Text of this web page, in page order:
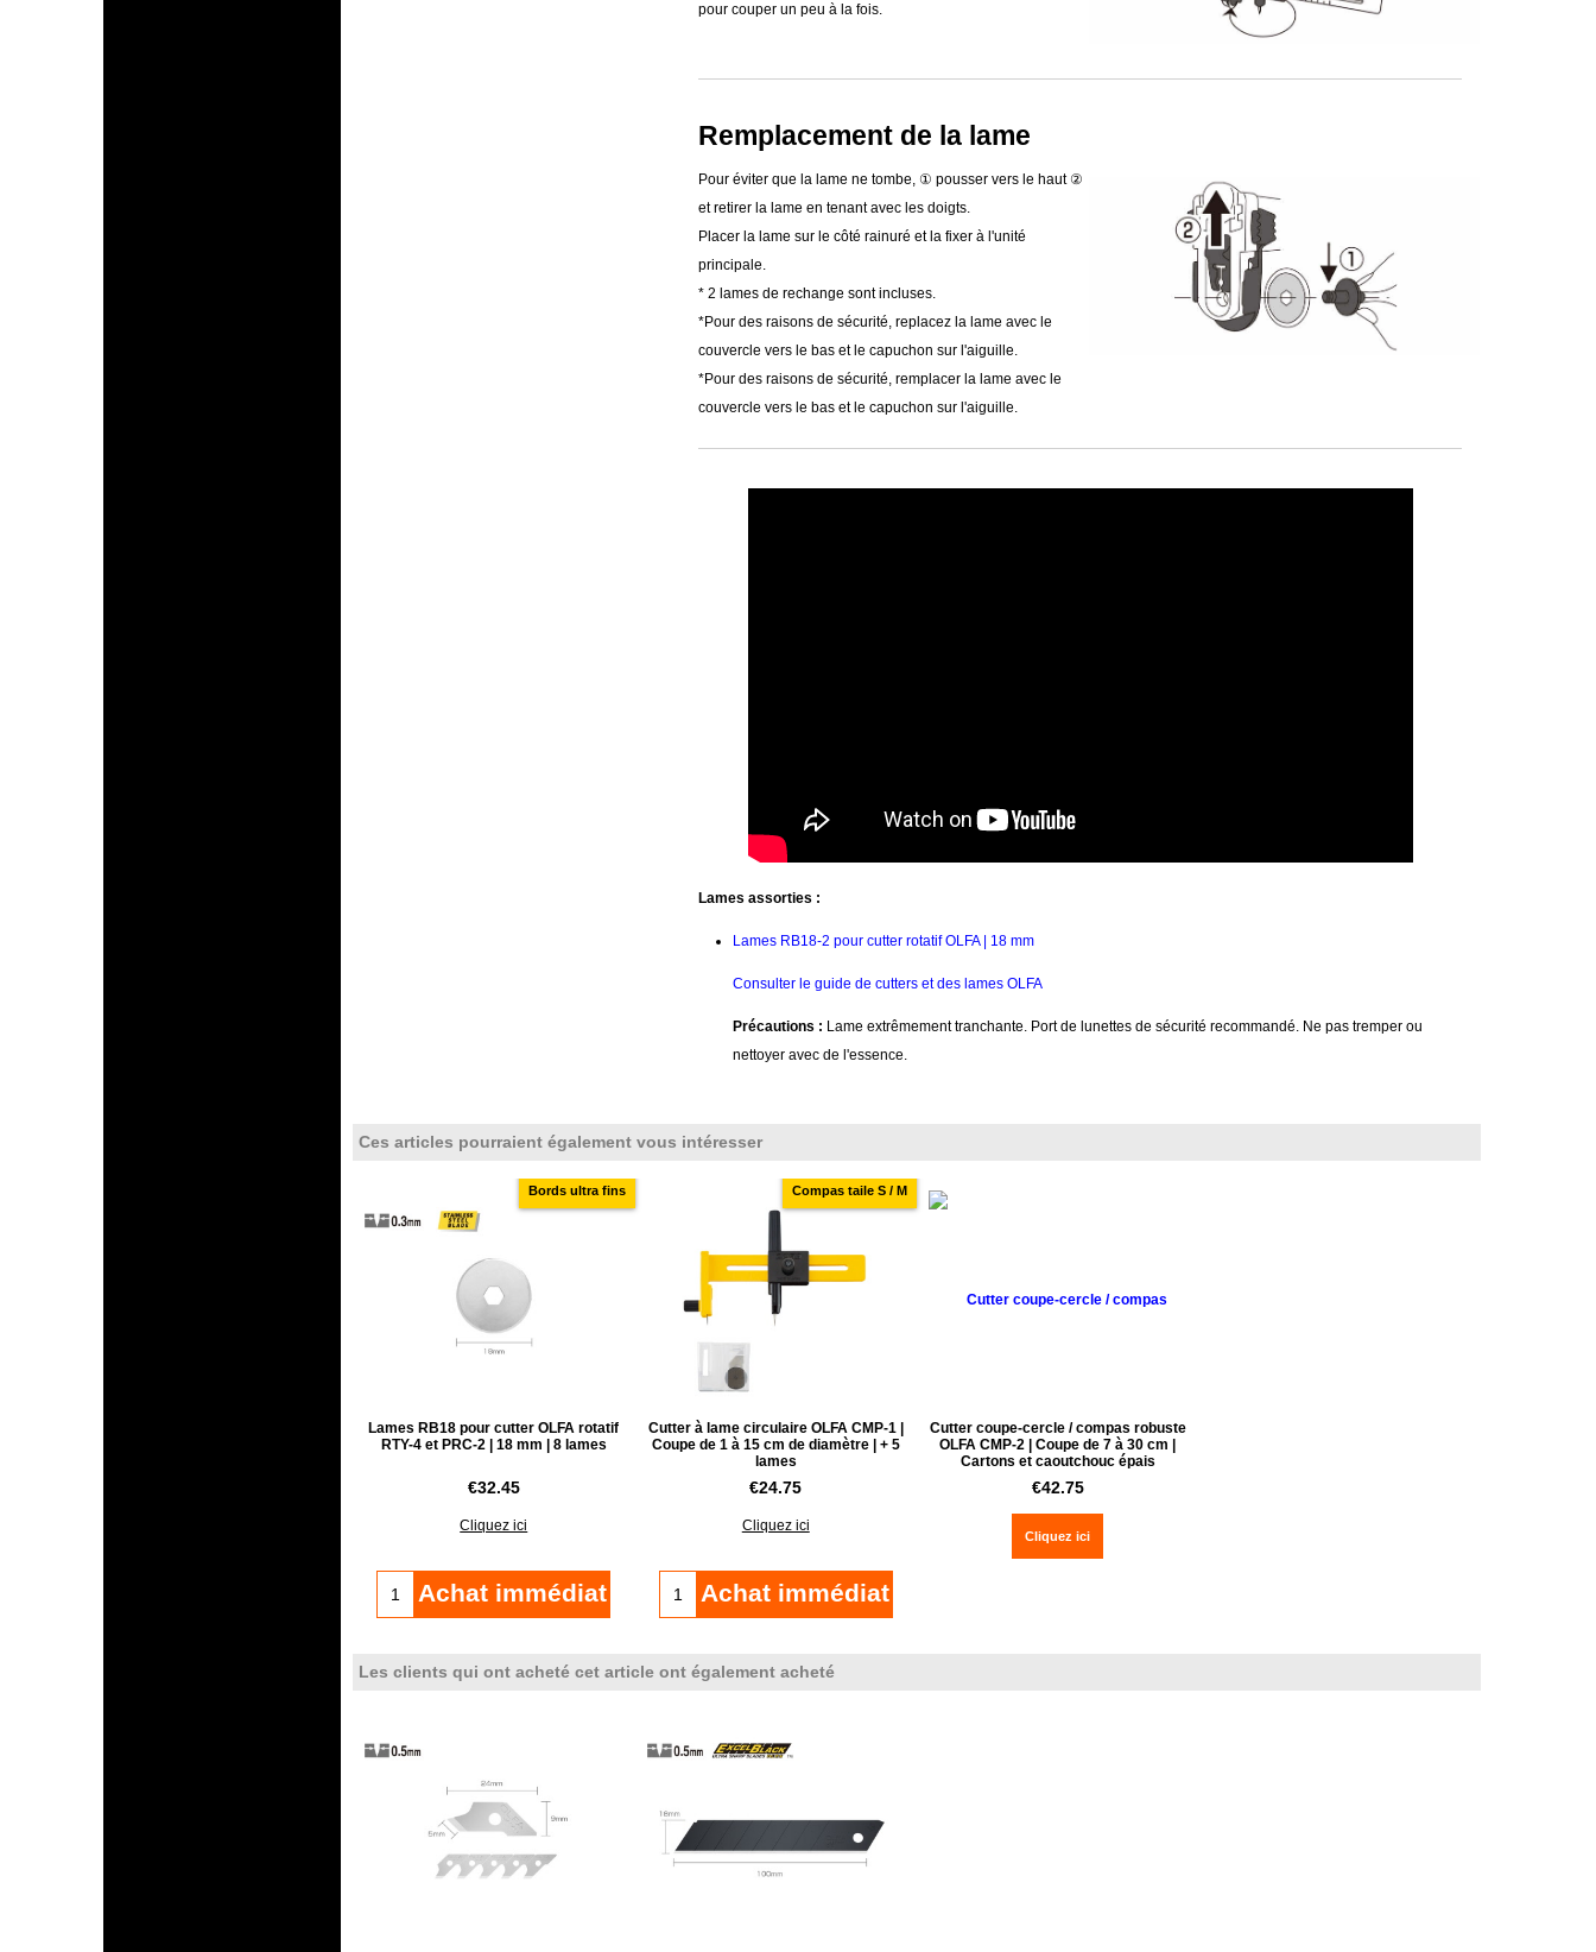
pour couper un peu à la fois.
Remplacement de la lame
Pour éviter que la lame ne tombe, ① pousser vers le haut ②
et retirer la lame en tenant avec les doigts.
Placer la lame sur le côté rainuré et la fixer à l'unité
principale.
* 2 lames de rechange sont incluses.
*Pour des raisons de sécurité, replacez la lame avec le
couvercle vers le bas et le capuchon sur l'aiguille.
*Pour des raisons de sécurité, remplacer la lame avec le
couvercle vers le bas et le capuchon sur l'aiguille.
Lames assorties :
Lames RB18-2 pour cutter rotatif OLFA | 18 mm
Consulter le guide de cutters et des lames OLFA
Précautions : Lame extrêmement tranchante. Port de lunettes de sécurité recommandé. Ne pas tremper ou
nettoyer avec de l'essence.
Ces articles pourraient également vous intéresser
Bords ultra fins
Lames RB18 pour cutter OLFA rotatif
RTY-4 et PRC-2 | 18 mm | 8 lames
€32.45
Cliquez ici
Achat immédiat
Compas taile S / M
Cutter à lame circulaire OLFA CMP-1 |
Coupe de 1 à 15 cm de diamètre | + 5
lames
€24.75
Cliquez ici
Achat immédiat
Cutter coupe-cercle / compas robuste
OLFA CMP-2 | Coupe de 7 à 30 cm |
Cartons et caoutchouc épais
€42.75
Cliquez ici
Les clients qui ont acheté cet article ont également acheté